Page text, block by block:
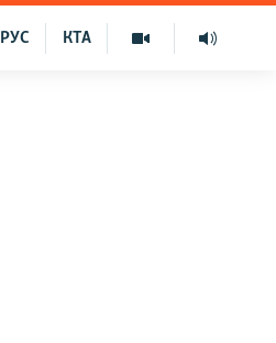
КТА
РУС